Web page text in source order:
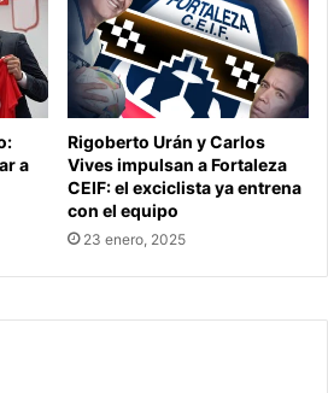
a
Rigoberto Urán y Carlos
Vives impulsan a Fortaleza
CEIF: el exciclista ya entrena
con el equipo
23 enero, 2025